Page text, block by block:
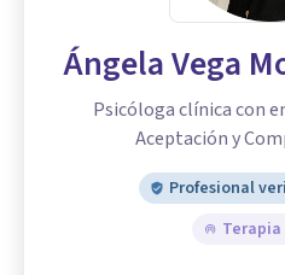
Ángela Vega
Psicóloga clínica con
Aceptación y
Profesional